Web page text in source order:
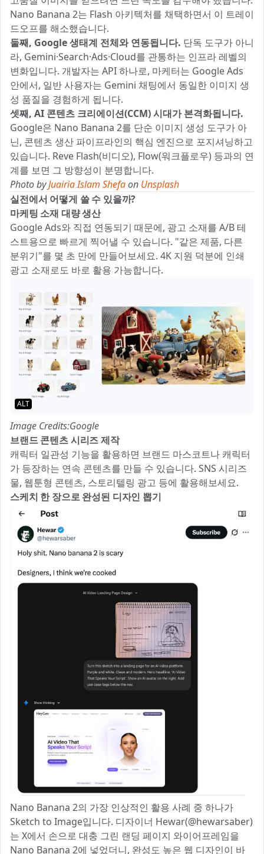
Nano Banana 2는 Flash 아키텍처를 채택하면서 이 트레이
드오프를 해소했습니다.
둘째, Google 생태계 전체와 연동됩니다. 단독 도구가 아니
라, Gemini·Search·Ads·Cloud를 관통하는 인프라 레벨의
변화입니다. 개발자는 API 하나로, 마케터는 Google Ads
안에서, 일반 사용자는 Gemini 채팅에서 동일한 이미지 생
성 품질을 경험하게 됩니다.
셋째, AI 콘텐츠 크리에이션(CCM) 시대가 본격화됩니다.
Google은 Nano Banana 2를 단순 이미지 생성 도구가 아
닌, 콘텐츠 생산 파이프라인의 핵심 엔진으로 포지셔닝하고
있습니다. Reve Flash(비디오), Flow(워크플로우) 등과의 연
계를 보면 그 방향성이 분명합니다.
Photo byJuairia Islam Shefaon Unsplash
실전에서 어떻게 쓸 수 있을까?
마케팅 소재 대량 생산
Google Ads와 직접 연동되기 때문에, 광고 소재를 A/B 테
스트용으로 빠르게 찍어낼 수 있습니다. "같은 제품, 다른
분위기"를 몇 초 만에 만들어보세요. 4K 지원 덕분에 인쇄
광고 소재로도 바로 활용 가능합니다.
ALT
Image Credits:Google
브랜드 콘텐츠 시리즈 제작
캐릭터 일관성 기능을 활용하면 브랜드 마스코트나 캐릭터
가 등장하는 연속 콘텐츠를 만들 수 있습니다. SNS 시리즈
물, 웹툰형 콘텐츠, 스토리텔링 광고 등에 활용해보세요.
스케치 한 장으로 완성된 디자인 뽑기
Nano Banana 2의 가장 인상적인 활용 사례 중 하나가
Sketch to Image입니다. 디자이너 Hewar(@hewarsaber)
는 X에서 손으로 대충 그린 랜딩 페이지 와이어프레임을
Nano Banana 2에 넣었더니, 완성도 높은 웹 디자인이 바